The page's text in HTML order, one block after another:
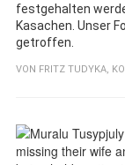
festgehalten
Kasachen. Unser
getroffen.
VON FRITZ TUDYKA,